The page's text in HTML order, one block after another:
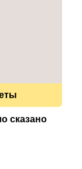
сказано